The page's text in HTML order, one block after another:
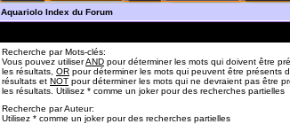
Aquariolo Index du Forum
Recherche par Mots-clés:
Vous pouvez utiliserAND pour déterminer les mots qui doivent être
les résultats, OR pour déterminer les mots qui peuvent être présents
résultats et NOT pour déterminer les mots qui ne devraient pas être
les résultats. Utilisez * comme un joker pour des recherches partielles
Recherche par Auteur:
Utilisez * comme un joker pour des recherches partielles